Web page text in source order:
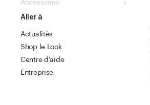
Accessoires
Aller à
Actualités
Shop le Look
Centre d'aide
Entreprise